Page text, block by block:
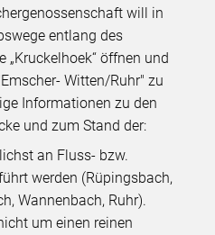
will in
entlang des
„Kruckelhoek“ öffnen und
Witten/Ruhr" zu
Informationen zu den
und zum Stand der:
an Fluss- bzw.
werden (Rüpingsbach,
Wannenbach, Ruhr).
um einen reinen